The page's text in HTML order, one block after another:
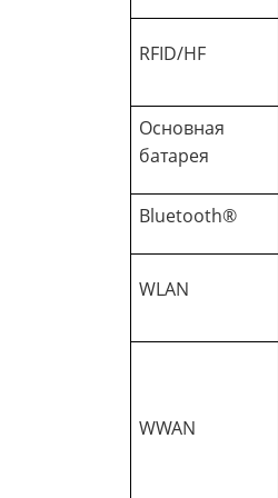
RFID/HF
Основная
батарея
Bluetooth®
WLAN
WWAN